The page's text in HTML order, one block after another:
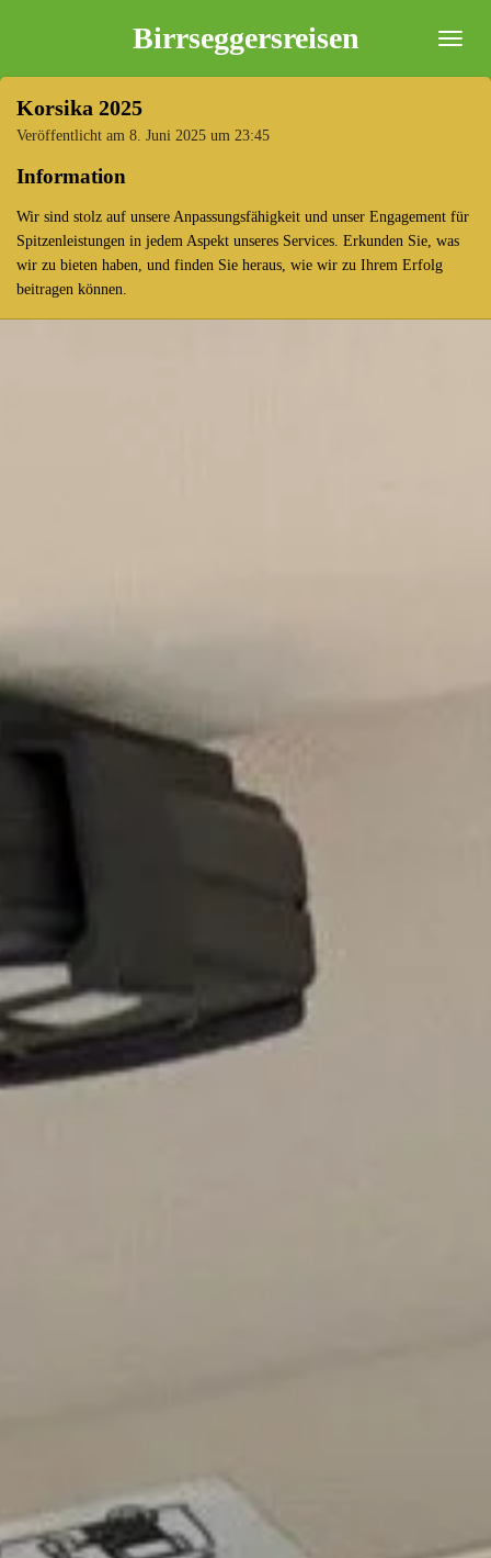
Birrseggersreisen
Korsika 2025
Veröffentlicht am 8. Juni 2025 um 23:45
Information
Wir sind stolz auf unsere Anpassungsfähigkeit und unser Engagement für
Spitzenleistungen in jedem Aspekt unseres Services. Erkunden Sie, was
wir zu bieten haben, und finden Sie heraus, wie wir zu Ihrem Erfolg
beitragen können.